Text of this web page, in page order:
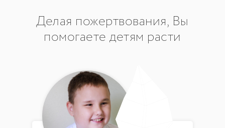
Делая пожертвования, Вы
помогаете детям расти